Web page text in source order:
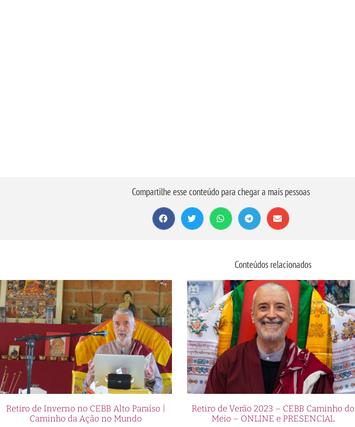
Compartilhe esse conteúdo para chegar a mais pessoas
Conteúdos relacionados
Retiro de Inverno no CEBB Alto Paraíso |
Caminho da Ação no Mundo
Retiro de Verão 2023 – CEBB Caminho do
Meio – ONLINE e PRESENCIAL